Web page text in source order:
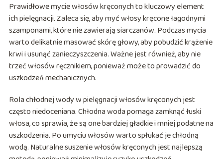
Prawidłowe mycie włosów kręconych to kluczowy element
ich pielęgnacji. Zaleca się, aby myć włosy kręcone łagodnymi
szamponami, które nie zawierają siarczanów. Podczas mycia
warto delikatnie masować skórę głowy, aby pobudzić krążenie
krwi i usunąć zanieczyszczenia. Ważne jest również, aby nie
trzeć włosów ręcznikiem, ponieważ może to prowadzić do
uszkodzeń mechanicznych.
Rola chłodnej wody w pielęgnacji włosów kręconych jest
często niedoceniana. Chłodna woda pomaga zamknąć łuski
włosa, co sprawia, że są one bardziej gładkie i mniej podatne na
uszkodzenia. Po umyciu włosów warto spłukać je chłodną
wodą. Naturalne suszenie włosów kręconych jest najlepszą